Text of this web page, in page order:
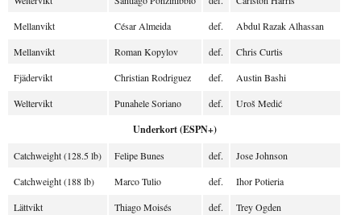
Mellanvikt
César Almeida def.
Abdul Razak Alhassan
Mellanvikt
Roman Kopylov def.
Chris Curtis
Fjädervikt
Christian Rodriguez def.
Austin Bashi
Weltervikt
Punahele Soriano def. Uroš Medić
Underkort (ESPN+)
Catchweight (128.5 lb) Felipe Bunes def.
Jose Johnson
Catchweight (188 lb)
Marco Tulio def.
Ihor Potieria
Lättvikt
Thiago Moisés def.
Trey Ogden